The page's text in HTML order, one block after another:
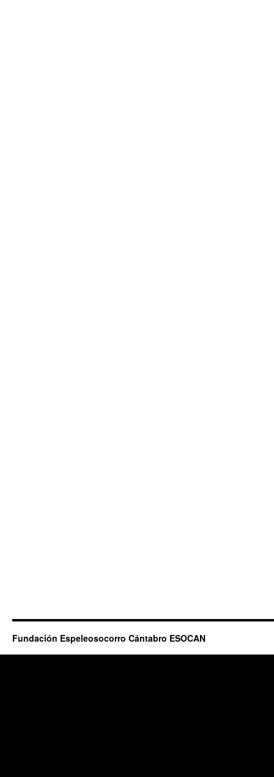
Fundación Espeleosocorro Cántabro ESOCAN